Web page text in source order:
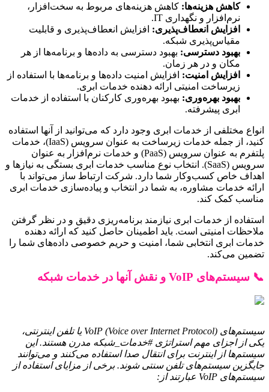
کاهش هزینه‌ها: کاهش هزینه‌های مربوط به سخت‌افزار،
نرم‌افزار و نگهداری IT.
افزایش انعطاف‌پذیری: افزایش انعطاف‌پذیری و قابلیت
مقیاس‌پذیری شبکه.
بهبود دسترسی: بهبود دسترسی به داده‌ها و برنامه‌ها از هر
مکان و در هر زمان.
افزایش امنیت: افزایش امنیت داده‌ها و برنامه‌ها با استفاده از
زیرساخت امنیتی ارائه دهنده خدمات ابری.
بهبود بهره‌وری: بهبود بهره‌وری کارکنان با استفاده از خدمات
ابری پیشرفته.
انواع مختلفی از خدمات ابری وجود دارد که می‌توانید از آنها استفاده
کنید، از جمله خدمات زیرساخت به عنوان سرویس (IaaS)، خدمات
پلتفرم به عنوان سرویس (PaaS) و خدمات نرم‌افزار به عنوان
سرویس (SaaS). انتخاب نوع مناسب خدمات ابری بستگی به نیازها و
اهداف خاص کسب‌وکار شما دارد. شرکت ارتباط ساز می‌تواند با
ارائه خدمات مشاوره، به شما در انتخاب و پیاده‌سازی خدمات ابری
مناسب کمک کند.
استفاده از خدمات ابری نیازمند برنامه‌ریزی دقیق و در نظر گرفتن
ملاحظات امنیتی است. باید اطمینان حاصل کنید که ارائه دهنده
خدمات ابری انتخابی شما، امنیت و حریم خصوصی داده‌های شما را
تضمین می‌کند.
📞 سیستم‌های VoIP و نقش آنها در خدمات شبکه
سیستم‌های VoIP (Voice over Internet Protocol) یا تلفن اینترنتی،
یکی از اجزای مهم استراتژی #خدمات_شبکه مدرن هستند. این
سیستم‌ها از اینترنت برای انتقال صدا استفاده می‌کنند و می‌توانند
جایگزین سیستم‌های تلفن سنتی شوند. برخی از مزایای استفاده از
سیستم‌های VoIP عبارتند از: